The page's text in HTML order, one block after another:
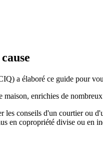
a élaboré ce guide pour
enrichies de
conseils d'un courtier ou
en copropriété divise ou en